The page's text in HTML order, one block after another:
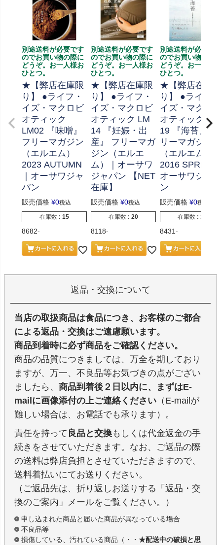
別途送料が必要です
のでお買い物の際に
どうぞ。お一人様お
ひとつ。
★【弊店在庫限
り】 ●ライフ・
イズ・マクロビ
オティック
LM02 『味噌』
フリーマガジン
（エルエム）
2023 AUTUMN
｜オーサワジャ
パン
販売価格 ¥0税込
在庫数 15
8682-
別途送料が必要です
のでお買い物の際に
どうぞ。お一人様お
ひとつ。
★【弊店在庫限
り】 ●ライフ・
イズ・マクロビ
オティック LM
14 『妊娠・出
産』 フリーマガ
ジン（エルエ
ム）｜オーサワ
ジャパン 【NET
在庫】
販売価格 ¥0税込
在庫数 20
8118-
別途送料が必要で
のでお買い物の際
どうぞ。お一人様
ひとつ。
★【弊店在庫
り】 ●ライフ・
イズ・マクロ
オティック LM
19 『海苔』 フ
リーマガジン
（エルエム）
2016 SPRING
オーサワジャ
ン
販売価格 ¥0税込
在庫数 12
8431-
返品・交換について
当店の取扱商品は食品につき、お客様のご都合
による返品・交換はご遠慮願います。
商品到着時に必ず商品をご確認ください。
商品の品質につきましては、万全を期しており
ますが、万一、不良品等お気づきの点がござい
ましたら、 商品到着後２日以内に、まずはE-
mailに画像添付の上ご連絡ください （E-mailが
難しい場合は、お電話でも承ります）。
責任を持って 良品と交換もしくは代金返金の手
続きをさせていただきます。なお、ご返品の際
の送料は弊店負担とさせていただきますので、
送料着払いにてお送りください。
（ご返品先は、折り返しお送りする「返品・交
換のご案内」メールをご覧ください。）
申し込まれた商品と届いた商品が異なっている場合
不良品等
損傷している、汚れている商品（・・ ★配送中の破損と思